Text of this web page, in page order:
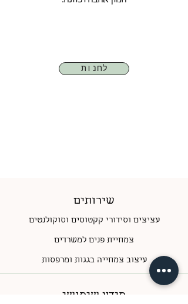
לחנות
שירותים
עציצים וסידורי קקטוסים וסוקולנטים
צמחיית פנים למשרדים
עיצוב צמחייה בגגות ומרפסות
מידע שימושי